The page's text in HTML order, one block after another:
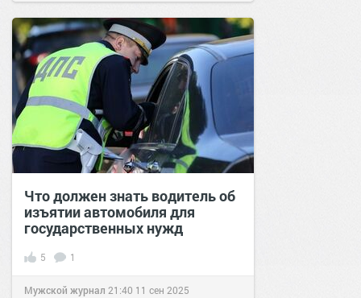
Что должен знать водитель об
изъятии автомобиля для
государственных нужд
5 1
Мужской журнал 21:40 11 сен 2025